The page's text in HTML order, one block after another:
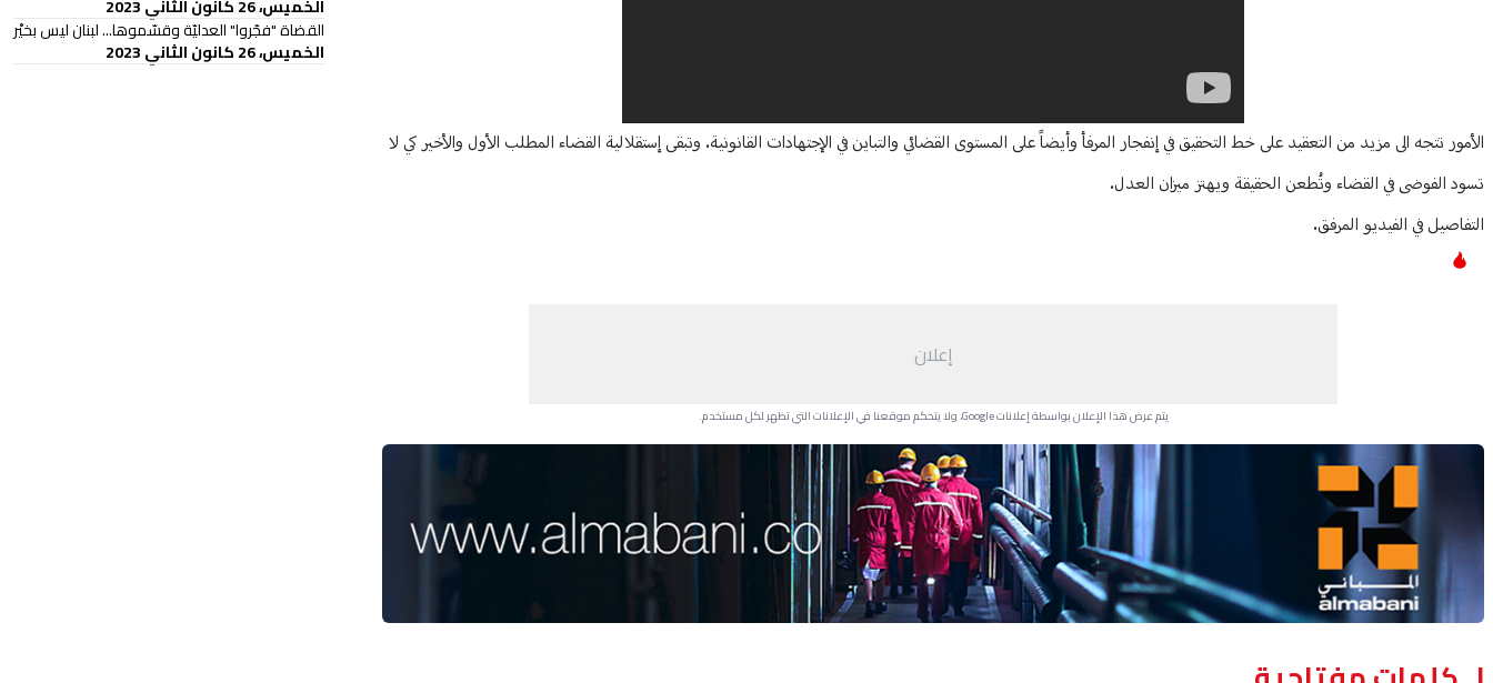
Article Content
الأمور تتجه الى مزيد من التعقيد على خط التحقيق في إنفجار المرفأ وأيضاً على المستوى القضائي والتباين في الإجتهادات القانونية. وتبقى إستقلالية القضاء المطلب الأول والأخير كي لا
تسود الفوضى في القضاء وتُطعن الحقيقة ويهتز ميزان العدل.
التفاصيل في الفيديو المرفق.
إعلان
يتم عرض هذا الإعلان بواسطة إعلانات Google، ولا يتحكم موقعنا في الإعلانات التي تظهر لكل مستخدم.
Advertisement Section
الخميس، 26 كانون الثاني 2023
القضاة "فجّروا" العدليّة وقسّموها... لبنان ليس بخيْر
الخميس، 26 كانون الثاني 2023